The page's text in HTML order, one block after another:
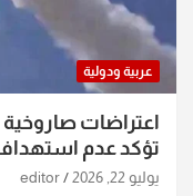
عربية ودولية
اعتراضات صاروخية
تؤكد عدم
يوليو 22, 2026 editor